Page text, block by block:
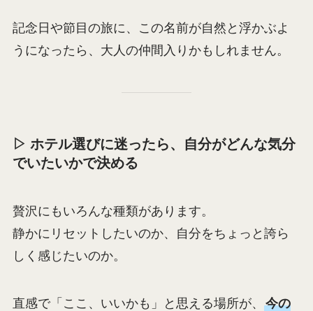
記念日や節目の旅に、この名前が自然と浮かぶよ
うになったら、大人の仲間入りかもしれません。
▷ ホテル選びに迷ったら、自分がどんな気分
でいたいかで決める
贅沢にもいろんな種類があります。
静かにリセットしたいのか、自分をちょっと誇ら
しく感じたいのか。
直感で「ここ、いいかも」と思える場所が、 今の